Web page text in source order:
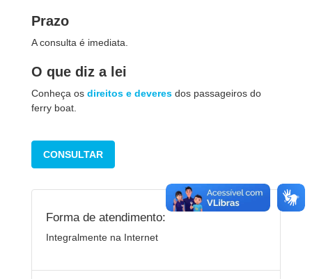
Prazo
A consulta é imediata.
O que diz a lei
Conheça os direitos e deveres dos passageiros do
ferry boat.
CONSULTAR
Forma de atendimento:
Integralmente na Internet